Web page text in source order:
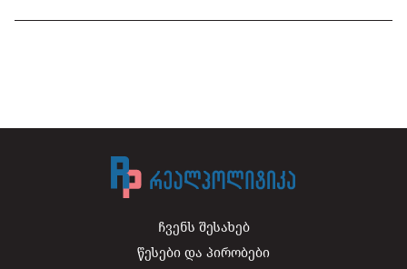
ჩვენს შესახებ
წესები და პირობები